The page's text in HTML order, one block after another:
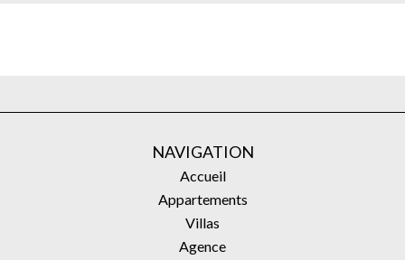
NAVIGATION
Accueil
Appartements
Villas
Agence